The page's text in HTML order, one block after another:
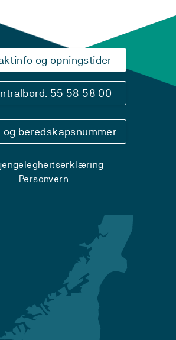
og opningstider
55 58 58 00
og beredskapsnummer
Personvern